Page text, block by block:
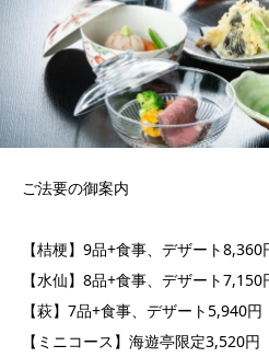
ご法要の御案内
【桔梗】9品+食事、デザート8,360
【水仙】8品+食事、デザート7,150
【萩】7品+食事、デザート5,940円
【ミニコース】海遊亭限定3,520円